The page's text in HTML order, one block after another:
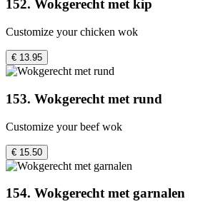
152. Wokgerecht met kip
Customize your chicken wok
€ 13.95
153. Wokgerecht met rund
Customize your beef wok
€ 15.50
154. Wokgerecht met garnalen